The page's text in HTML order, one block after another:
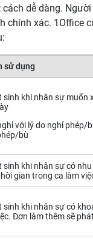
dễ dàng.
chính xác. 1Office
sử dụng
sinh khi nhân sự muốn
với lý do nghỉ phép/
bù
sinh khi nhân sự có
gian trong ca làm
sinh khi nhân sự có
Đơn làm thêm sẽ